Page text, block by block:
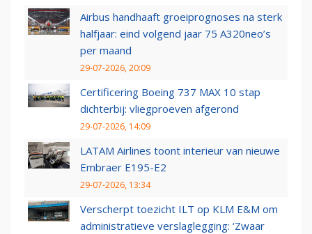
Airbus handhaaft groeiprognoses na sterk
halfjaar: eind volgend jaar 75 A320neo’s
per maand
29-07-2026, 20:09
Certificering Boeing 737 MAX 10 stap
dichterbij: vliegproeven afgerond
29-07-2026, 14:09
LATAM Airlines toont interieur van nieuwe
Embraer E195-E2
29-07-2026, 13:34
Verscherpt toezicht ILT op KLM E&M om
administratieve verslaglegging: ‘Zwaar